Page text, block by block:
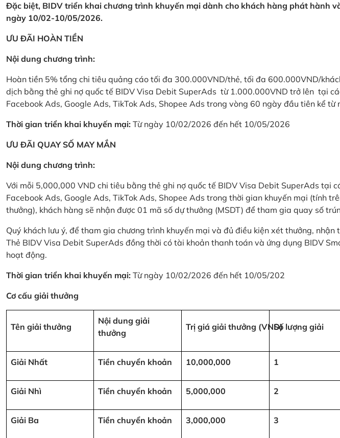
Đặc biệt, BIDV triển khai chương trình khuyến mại dành cho khách hàng phát hành
ngày 10/02-10/05/2026.
ƯU ĐÃI HOÀN TIỀN
Nội dung chương trình:
Hoàn tiền 5% tổng chi tiêu quảng cáo tối đa 300.000VND/thẻ, tối đa 600.000VND/
dịch bằng thẻ ghi nợ quốc tế BIDV Visa Debit SuperAds từ 1.000.000VND trở lên tại
Facebook Ads, Google Ads, TikTok Ads, Shopee Ads trong vòng 60 ngày đầu tiên kể từ
Thời gian triển khai khuyến mại: Từ ngày 10/02/2026 đến hết 10/05/2026
ƯU ĐÃI QUAY SỐ MAY MẮN
Nội dung chương trình:
Với mỗi 5,000,000 VND chi tiêu bằng thẻ ghi nợ quốc tế BIDV Visa Debit SuperAds tại
Facebook Ads, Google Ads, TikTok Ads, Shopee Ads trong thời gian khuyến mại (tính
thưởng), khách hàng sẽ nhận được 01 mã số dự thưởng (MSDT) để tham gia quay số
Quý khách lưu ý, để tham gia chương trình khuyến mại và đủ điều kiện xét thưởng, nhận
Thẻ BIDV Visa Debit SuperAds đồng thời có tài khoản thanh toán và ứng dụng BIDV
hoạt động.
Thời gian triển khai khuyến mại: Từ ngày 10/02/2026 đến hết 10/05/202
Cơ cấu giải thưởng
Tên giải thưởng
Nội dung giải
thưởng
Trị giá giải thưởng (VND)Số lượng giải
Giải Nhất Tiền chuyển khoản 10,000,000 1
Giải Nhì Tiền chuyển khoản 5,000,000 2
Giải Ba Tiền chuyển khoản 3,000,000 3